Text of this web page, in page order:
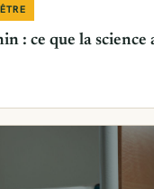
: ce que la science